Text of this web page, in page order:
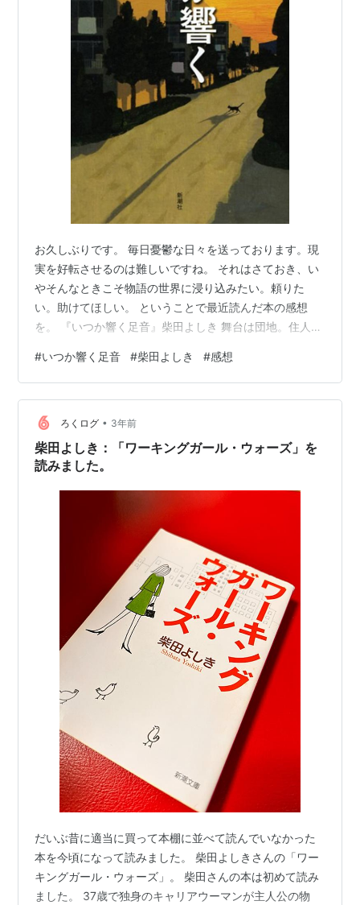
お久しぶりです。 毎日憂鬱な日々を送っております。現
実を好転させるのは難しいですね。 それはさておき、い
やそんなときこそ物語の世界に浸り込みたい。頼りた
い。助けてほしい。 ということで最近読んだ本の感想
を。 『いつか響く足音』柴田よしき 舞台は団地。住人が
る。タイトルの「いつか響く足音」というのが、人によ
って別の意味となるのが、読後に余韻を感じられてい
い。 物語全体に悲しい懐かしさが漂っており、不安と焦
燥があるにもかかわらず、なぜか時の流れがゆるやかに
感じられる。おじいちゃんの家に行くとゆるやかな時間
を感じるという現象に若干近いかもしれない。（自…
#いつか響く足音 #柴田よしき #感想
ろくログ • 3年前
柴田よしき：「ワーキングガール・ウォーズ」を
読みました。
だいぶ昔に適当に買って本棚に並べて読んでいなかった
本を今頃になって読みました。 柴田よしきさんの「ワー
キングガール・ウォーズ」。 柴田さんの本は初めて読み
ました。 37歳で独身のキャリアウーマンが主人公の物